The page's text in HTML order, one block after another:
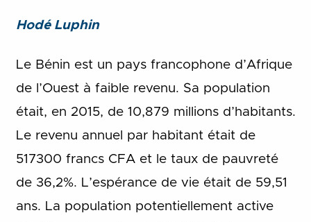
Hodé Luphin
Le Bénin est un pays francophone d’Afrique
de l’Ouest à faible revenu. Sa population
était, en 2015, de 10,879 millions d’habitants.
Le revenu annuel par habitant était de
517300 francs CFA et le taux de pauvreté
de 36,2%. L’espérance de vie était de 59,51
ans. La population potentiellement active